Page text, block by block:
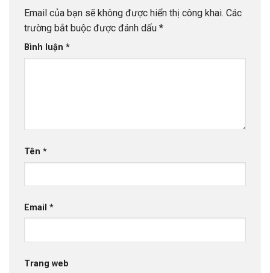
Email của bạn sẽ không được hiển thị công khai. Các
trường bắt buộc được đánh dấu *
Bình luận *
Tên *
Email *
Trang web